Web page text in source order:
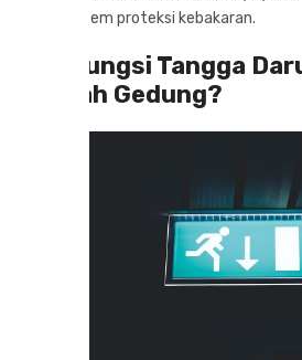
teknis sistem proteksi kebakaran.
Apa Fungsi Tangga
Sebuah Gedung?